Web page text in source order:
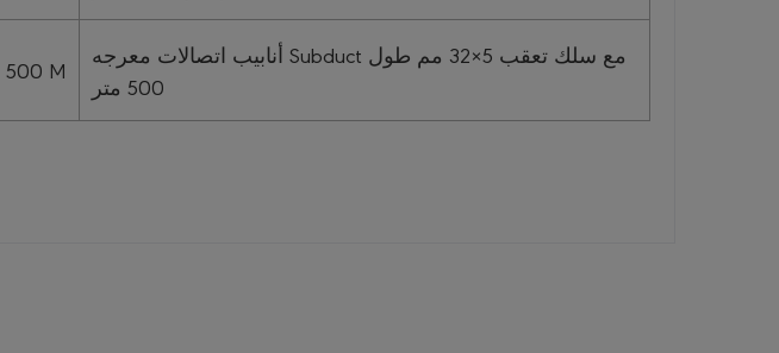
500 M
أنابيب اتصالات معرجه Subduct مع سلك تعقب 5×32 مم طول
500 متر